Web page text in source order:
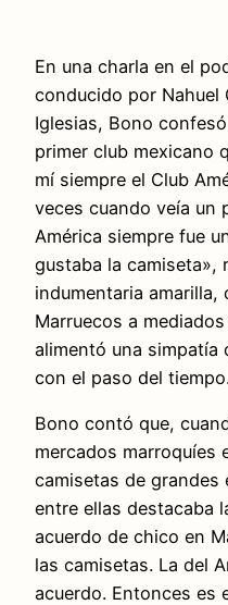
En una charla en el
conducido por Nahuel
Iglesias, Bono
primer club mexicano
mí siempre el Club
veces cuando veía un
América siempre fue
gustaba la camiseta»,
indumentaria amarilla,
Marruecos a
alimentó una simpatía
con el paso del tiempo.
Bono contó que,
mercados marroquíes
camisetas de
entre ellas destacaba
acuerdo de chico en
las camisetas. La del
acuerdo. Entonces es